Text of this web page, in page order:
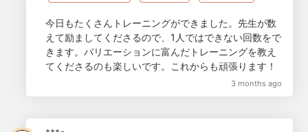
今日もたくさんトレーニングができました。先生が数
えて励ましてくださるので、1人ではできない回数をで
きます。バリエーションに富んだトレーニングを教え
てくださるのも楽しいです。これからも頑張ります！
3 months ago